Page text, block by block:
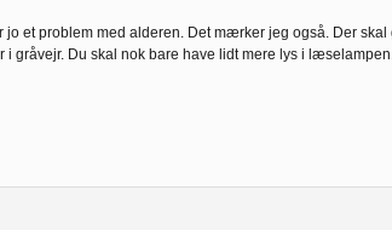
jo et problem med alderen. Det mærker jeg også. Der
gråvejr. Du skal nok bare have lidt mere lys i læselampen.